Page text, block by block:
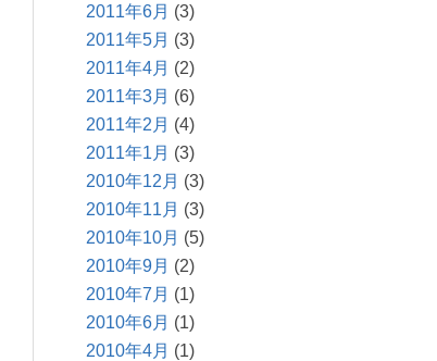
2011年6月 (3)
2011年5月 (3)
2011年4月 (2)
2011年3月 (6)
2011年2月 (4)
2011年1月 (3)
2010年12月 (3)
2010年11月 (3)
2010年10月 (5)
2010年9月 (2)
2010年7月 (1)
2010年6月 (1)
2010年4月 (1)